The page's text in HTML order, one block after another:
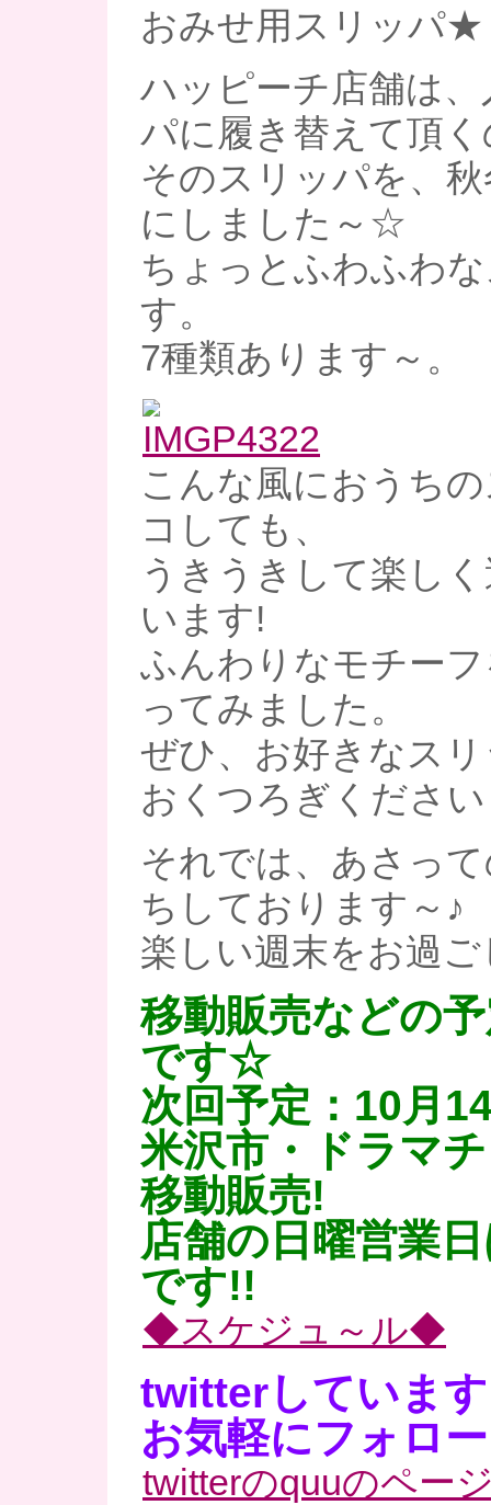
おみせ用スリッパ★
ハッピーチ店舗は
パに履き替えて頂
そのスリッパを、
にしました～☆
ちょっとふわふわ
す。
7種類あります～。
こんな風におうち
コしても、
うきうきして楽し
います!
ふんわりなモチー
ってみました。
ぜひ、お好きなス
おくつろぎくださ
それでは、あさっ
ちしております～♪
楽しい週末をお過
移動販売などの
です☆
次回予定：10月
米沢市・ドラマ
移動販売!
店舗の日曜営業
です!!
◆スケジュ～ル◆
twitterしていま
お気軽にフォロ
twitterのquuのペー